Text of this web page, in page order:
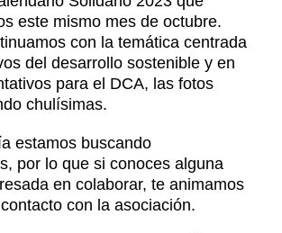
Noticias
Contacto
este mismo mes de octubre.
con la temática centrada
del desarrollo sostenible y en
para el DCA, las fotos
chulísimas.
estamos buscando
por lo que si conoces alguna
en colaborar, te animamos
con la asociación.